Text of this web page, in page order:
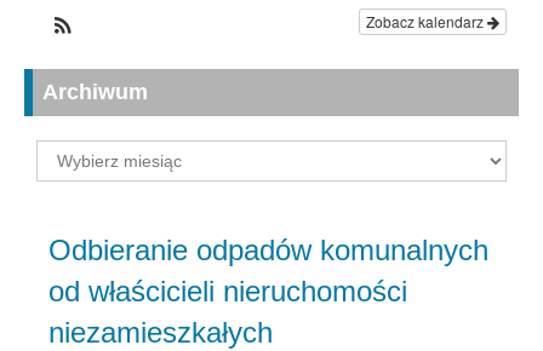
Zobacz kalendarz
Archiwum
Archiwum
Odbieranie odpadów komunalnych
od właścicieli nieruchomości
niezamieszkałych